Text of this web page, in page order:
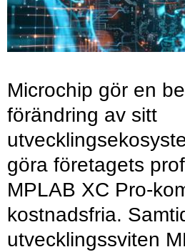
Microchip gör en
förändring av sitt
göra företagets
MPLAB XC Pro-
kostnadsfria.
utvecklingssviten